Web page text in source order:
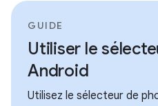
GUIDE
Utiliser le
Android
Utilisez le sélecteur de